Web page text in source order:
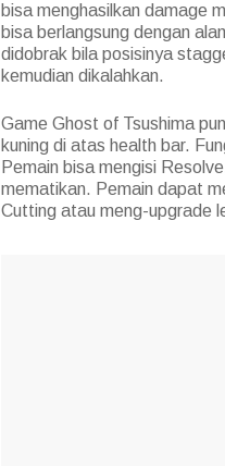
bisa menghasilkan damage
bisa berlangsung dengan
didobrak bila posisinya
kemudian dikalahkan.
Game Ghost of Tsushima
kuning di atas health bar.
Pemain bisa mengisi
mematikan. Pemain dapat
Cutting atau meng-upgrade